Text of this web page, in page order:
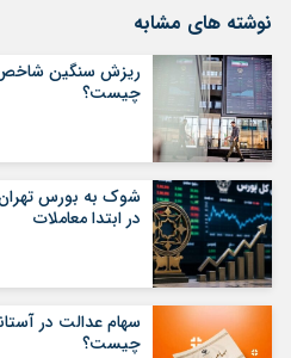
نوشته های مشابه
ریزش سنگین
چیست؟
در ابتدا معاملات
سهام عدالت در
چیست؟